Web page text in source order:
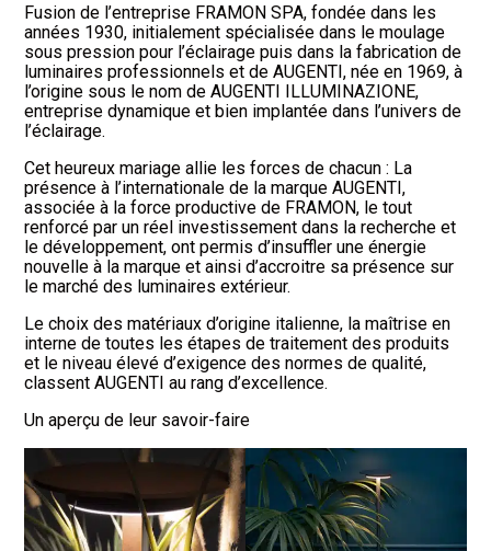
Fusion de l’entreprise FRAMON SPA, fondée dans les
années 1930, initialement spécialisée dans le moulage
sous pression pour l’éclairage puis dans la fabrication de
luminaires professionnels et de AUGENTI, née en 1969, à
l’origine sous le nom de AUGENTI ILLUMINAZIONE,
entreprise dynamique et bien implantée dans l’univers de
l’éclairage.
Cet heureux mariage allie les forces de chacun : La
présence à l’internationale de la marque AUGENTI,
associée à la force productive de FRAMON, le tout
renforcé par un réel investissement dans la recherche et
le développement, ont permis d’insuffler une énergie
nouvelle à la marque et ainsi d’accroitre sa présence sur
le marché des luminaires extérieur.
Le choix des matériaux d’origine italienne, la maîtrise en
interne de toutes les étapes de traitement des produits
et le niveau élevé d’exigence des normes de qualité,
classent AUGENTI au rang d’excellence.
Un aperçu de leur savoir-faire